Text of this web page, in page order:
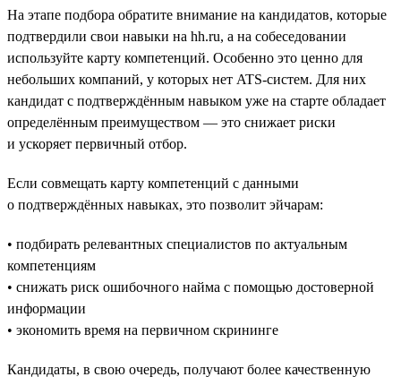
На этапе подбора обратите внимание на кандидатов, которые
подтвердили свои навыки на hh.ru, а на собеседовании
используйте карту компетенций. Особенно это ценно для
небольших компаний, у которых нет ATS-систем. Для них
кандидат с подтверждённым навыком уже на старте обладает
определённым преимуществом — это снижает риски
и ускоряет первичный отбор.
Если совмещать карту компетенций с данными
о подтверждённых навыках, это позволит эйчарам:
• подбирать релевантных специалистов по актуальным
компетенциям
• снижать риск ошибочного найма с помощью достоверной
информации
• экономить время на первичном скрининге
Кандидаты, в свою очередь, получают более качественную